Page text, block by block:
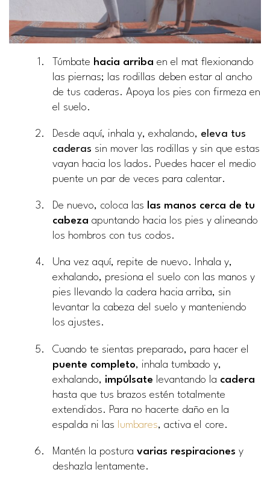
Túmbate hacia arriba en el mat flexionando
las piernas; las rodillas deben estar al ancho
de tus caderas. Apoya los pies con firmeza en
el suelo.
Desde aquí, inhala y, exhalando, eleva tus
caderas sin mover las rodillas y sin que estas
vayan hacia los lados. Puedes hacer el medio
puente un par de veces para calentar.
De nuevo, coloca las
las manos cerca de tu
cabeza apuntando hacia los pies y alineando
los hombros con tus codos.
Una vez aquí, repite de nuevo. Inhala y,
exhalando, presiona el suelo con las manos y
pies llevando la cadera hacia arriba, sin
levantar la cabeza del suelo y manteniendo
los ajustes.
Cuando te sientas preparado, para hacer el
puente completo, inhala tumbado y,
exhalando, impúlsate levantando la cadera
hasta que tus brazos estén totalmente
extendidos. Para no hacerte daño en la
espalda ni las
lumbares, activa el core.
Mantén la postura varias respiraciones y
deshazla lentamente.